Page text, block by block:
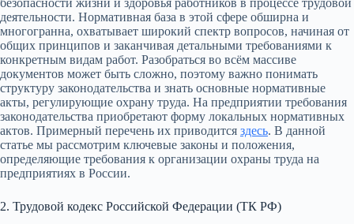
безопасности жизни и здоровья работников в процессе трудовой
деятельности. Нормативная база в этой сфере обширна и
многогранна, охватывает широкий спектр вопросов, начиная от
общих принципов и заканчивая детальными требованиями к
конкретным видам работ. Разобраться во всём массиве
документов может быть сложно, поэтому важно понимать
структуру законодательства и знать основные нормативные
акты, регулирующие охрану труда. На предприятии требования
законодательства приобретают форму локальных нормативных
актов. Примерный перечень их приводится здесь. В данной
статье мы рассмотрим ключевые законы и положения,
определяющие требования к организации охраны труда на
предприятиях в России.
2. Трудовой кодекс Российской Федерации (ТК РФ)